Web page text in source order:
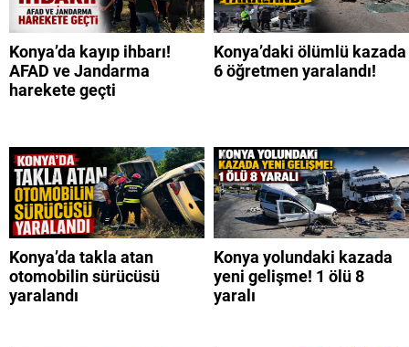
Konya’da kayıp ihbarı!
AFAD ve Jandarma
harekete geçti
Konya’daki ölümlü kazada
6 öğretmen yaralandı!
Konya’da takla atan
otomobilin sürücüsü
yaralandı
Konya yolundaki kazada
yeni gelişme! 1 ölü 8
yaralı